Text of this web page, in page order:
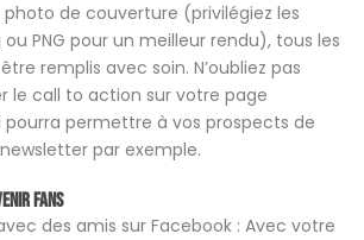
photo de couverture (privilégiez les
PNG pour un meilleur rendu), tous les
remplis avec soin. N’oubliez pas
le call to action sur votre page
permettre à vos prospects de
par exemple.
Fans
des amis sur Facebook : Avec votre